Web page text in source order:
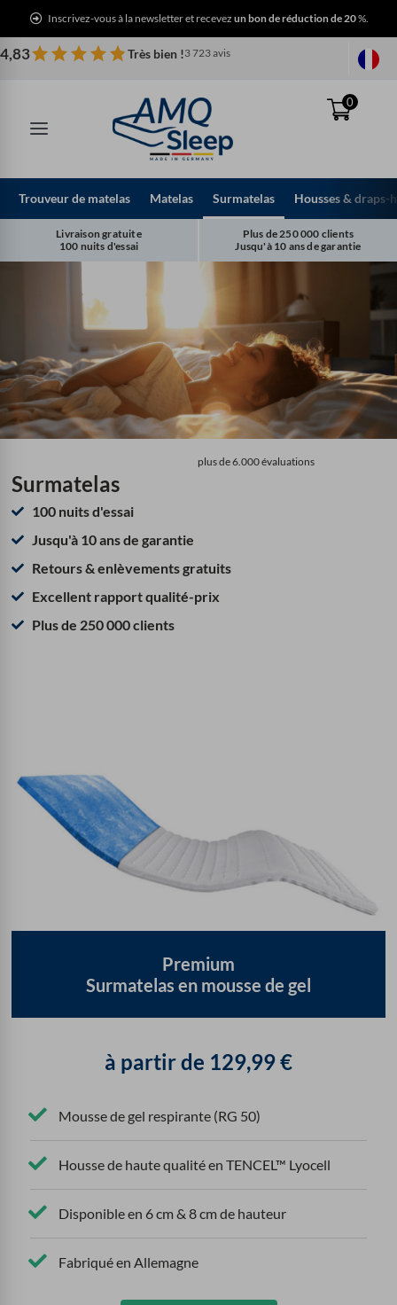
contenu
Inscrivez-vous à la newsletter et recevez un bon de réduction de 20%.
4,83 Très bien !3 723 avis
0
Trouveur de matelas Matelas Surmatelas Housses & draps-
Livraison gratuite
100 nuits d'essai
Plus de 250 000 clients
Jusqu'à 10 ans de garantie
Surmatelas
plus de 6.000 évaluations
100 nuits d'essai
Jusqu'à 10 ans de garantie
Retours & enlèvements gratuits
Excellent rapport qualité-prix
Plus de 250 000 clients
Premium
Surmatelas en mousse de gel
à partir de 129,99€
Mousse de gel respirante (RG 50)
Housse de haute qualité en TENCEL™ Lyocell
Disponible en 6 cm & 8 cm de hauteur
Fabriqué en Allemagne